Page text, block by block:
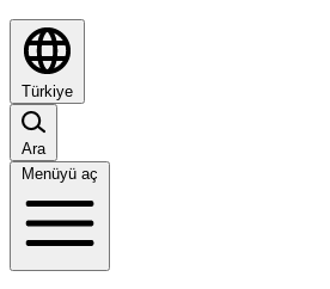
Türkiye
Ara
Menüyü aç